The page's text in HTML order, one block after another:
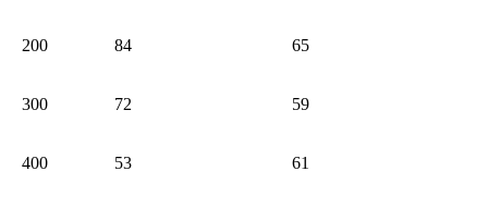
200 84 65
300 72 59
400 53 61